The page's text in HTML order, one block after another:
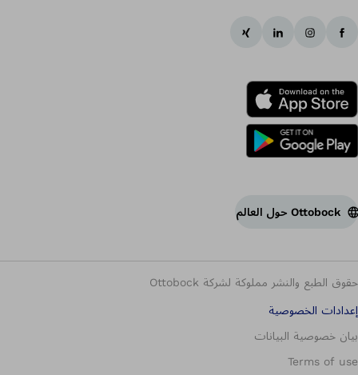
Ottobock حول العالم
حقوق الطبع والنشر مملوكة لشركة Ottobock
إعدادات الخصوصية
بيان خصوصية البيانات
Terms of use